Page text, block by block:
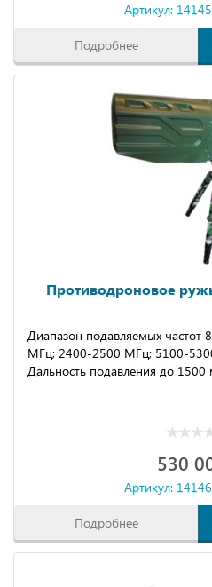
Артикул:
Подробнее
Противодроновое
Диапазон подавляемых
МГц; 2400-2500 МГц; 5100-
Дальность подавления до 1500
530
Артикул:
Подробнее